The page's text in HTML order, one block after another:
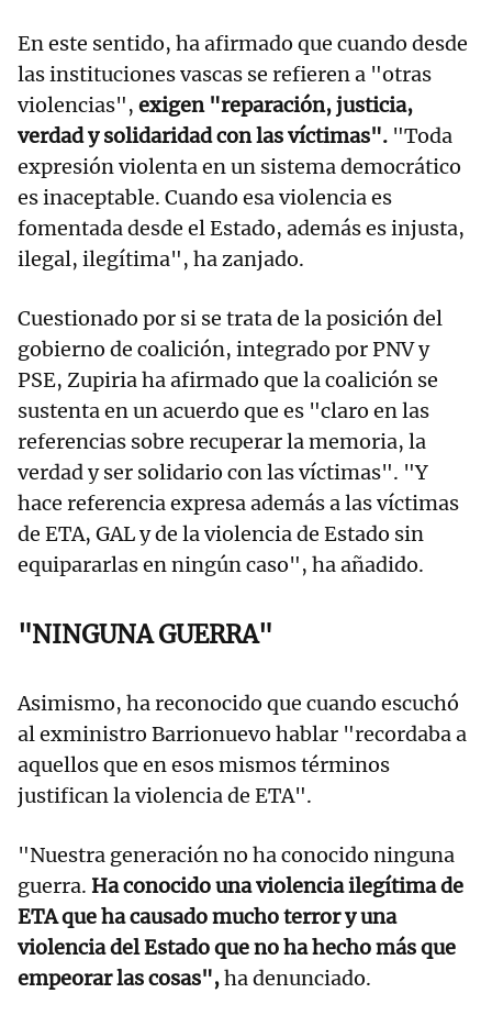
En este sentido, ha afirmado que cuando desde
las instituciones vascas se refieren a "otras
violencias", exigen "reparación, justicia,
verdad y solidaridad con las víctimas". "Toda
expresión violenta en un sistema democrático
es inaceptable. Cuando esa violencia es
fomentada desde el Estado, además es injusta,
ilegal, ilegítima", ha zanjado.
Cuestionado por si se trata de la posición del
gobierno de coalición, integrado por PNV y
PSE, Zupiria ha afirmado que la coalición se
sustenta en un acuerdo que es "claro en las
referencias sobre recuperar la memoria, la
verdad y ser solidario con las víctimas". "Y
hace referencia expresa además a las víctimas
de ETA, GAL y de la violencia de Estado sin
equipararlas en ningún caso", ha añadido.
"NINGUNA GUERRA"
Asimismo, ha reconocido que cuando escuchó
al exministro Barrionuevo hablar "recordaba a
aquellos que en esos mismos términos
justifican la violencia de ETA".
"Nuestra generación no ha conocido ninguna
guerra. Ha conocido una violencia ilegítima de
ETA que ha causado mucho terror y una
violencia del Estado que no ha hecho más que
empeorar las cosas",ha denunciado.